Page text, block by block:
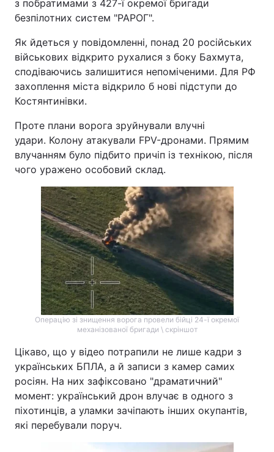
з побратимами з 427-ї окремої бригади
безпілотних систем "РАРОГ".
Як йдеться у повідомленні, понад 20 російських
військових відкрито рухалися з боку Бахмута,
сподіваючись залишитися непоміченими. Для РФ
захоплення міста відкрило б нові підступи до
Костянтинівки.
Проте плани ворога зруйнували влучні
удари. Колону атакували FPV-дронами. Прямим
влучанням було підбито причіп із технікою, після
чого уражено особовий склад.
Операцію зі знищення ворога провели бійці 24-ї окремої
механізованої бригади \ скріншот
Цікаво, що у відео потрапили не лише кадри з
українських БПЛА, а й записи з камер самих
росіян. На них зафіксовано "драматичний"
момент: український дрон влучає в одного з
піхотинців, а уламки зачіпають інших окупантів,
які перебували поруч.